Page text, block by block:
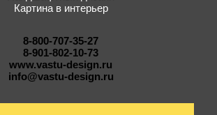
Картина в интерьер
8-800-707-35-27
8-901-802-10-73
www.vastu-design.ru
info@vastu-design.ru